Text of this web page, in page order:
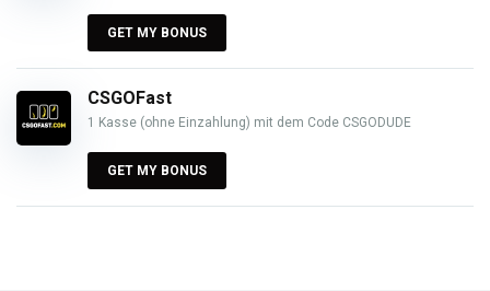
GET MY BONUS
CSGOFast
1 Kasse (ohne Einzahlung) mit dem Code CSGODUDE
GET MY BONUS